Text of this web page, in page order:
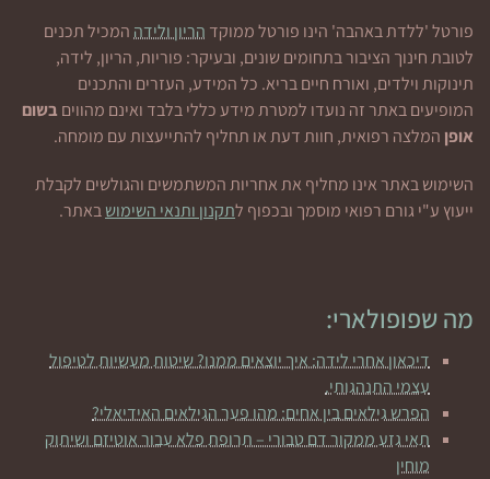
פורטל 'ללדת באהבה' הינו פורטל ממוקד הריון ולידההמכיל תכנים
לטובת חינוך הציבור בתחומים שונים, ובעיקר: פוריות, הריון, לידה,
תינוקות וילדים, ואורח חיים בריא. כל המידע, העזרים והתכנים
המופיעים באתר זה נועדו למטרת מידע כללי בלבד ואינם מהוויםבשום
אופן המלצה רפואית, חוות דעת או תחליף להתייעצות עם מומחה.
השימוש באתר אינו מחליף את אחריות המשתמשים והגולשים לקבלת
ייעוץ ע"י גורם רפואי מוסמך ובכפוף לתקנון ותנאי השימושבאתר.
מה שפופולארי:
דיכאון אחרי לידה: איך יוצאים ממנו? שיטות מעשיות לטיפול
עצמי התנהגותי.
הפרש גילאים בין אחים: מהו פער הגילאים האידיאלי?
תאי גזע ממקור דם טבורי – תרופת פלא עבור אוטיזם ושיתוק
מוחין